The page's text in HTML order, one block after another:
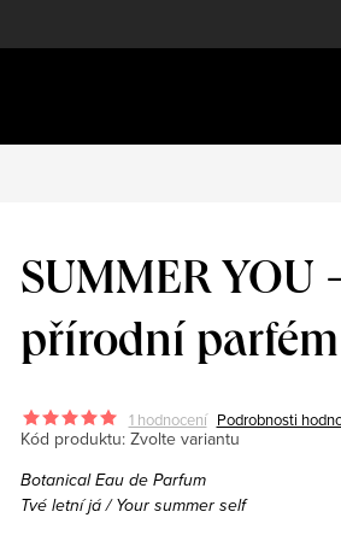
SUMMER YOU -
přírodní parfém
1 hodnocení Podrobnosti
Kód produktu: Zvolte variantu
Botanical Eau de Parfum
Tvé letní já / Your summer self